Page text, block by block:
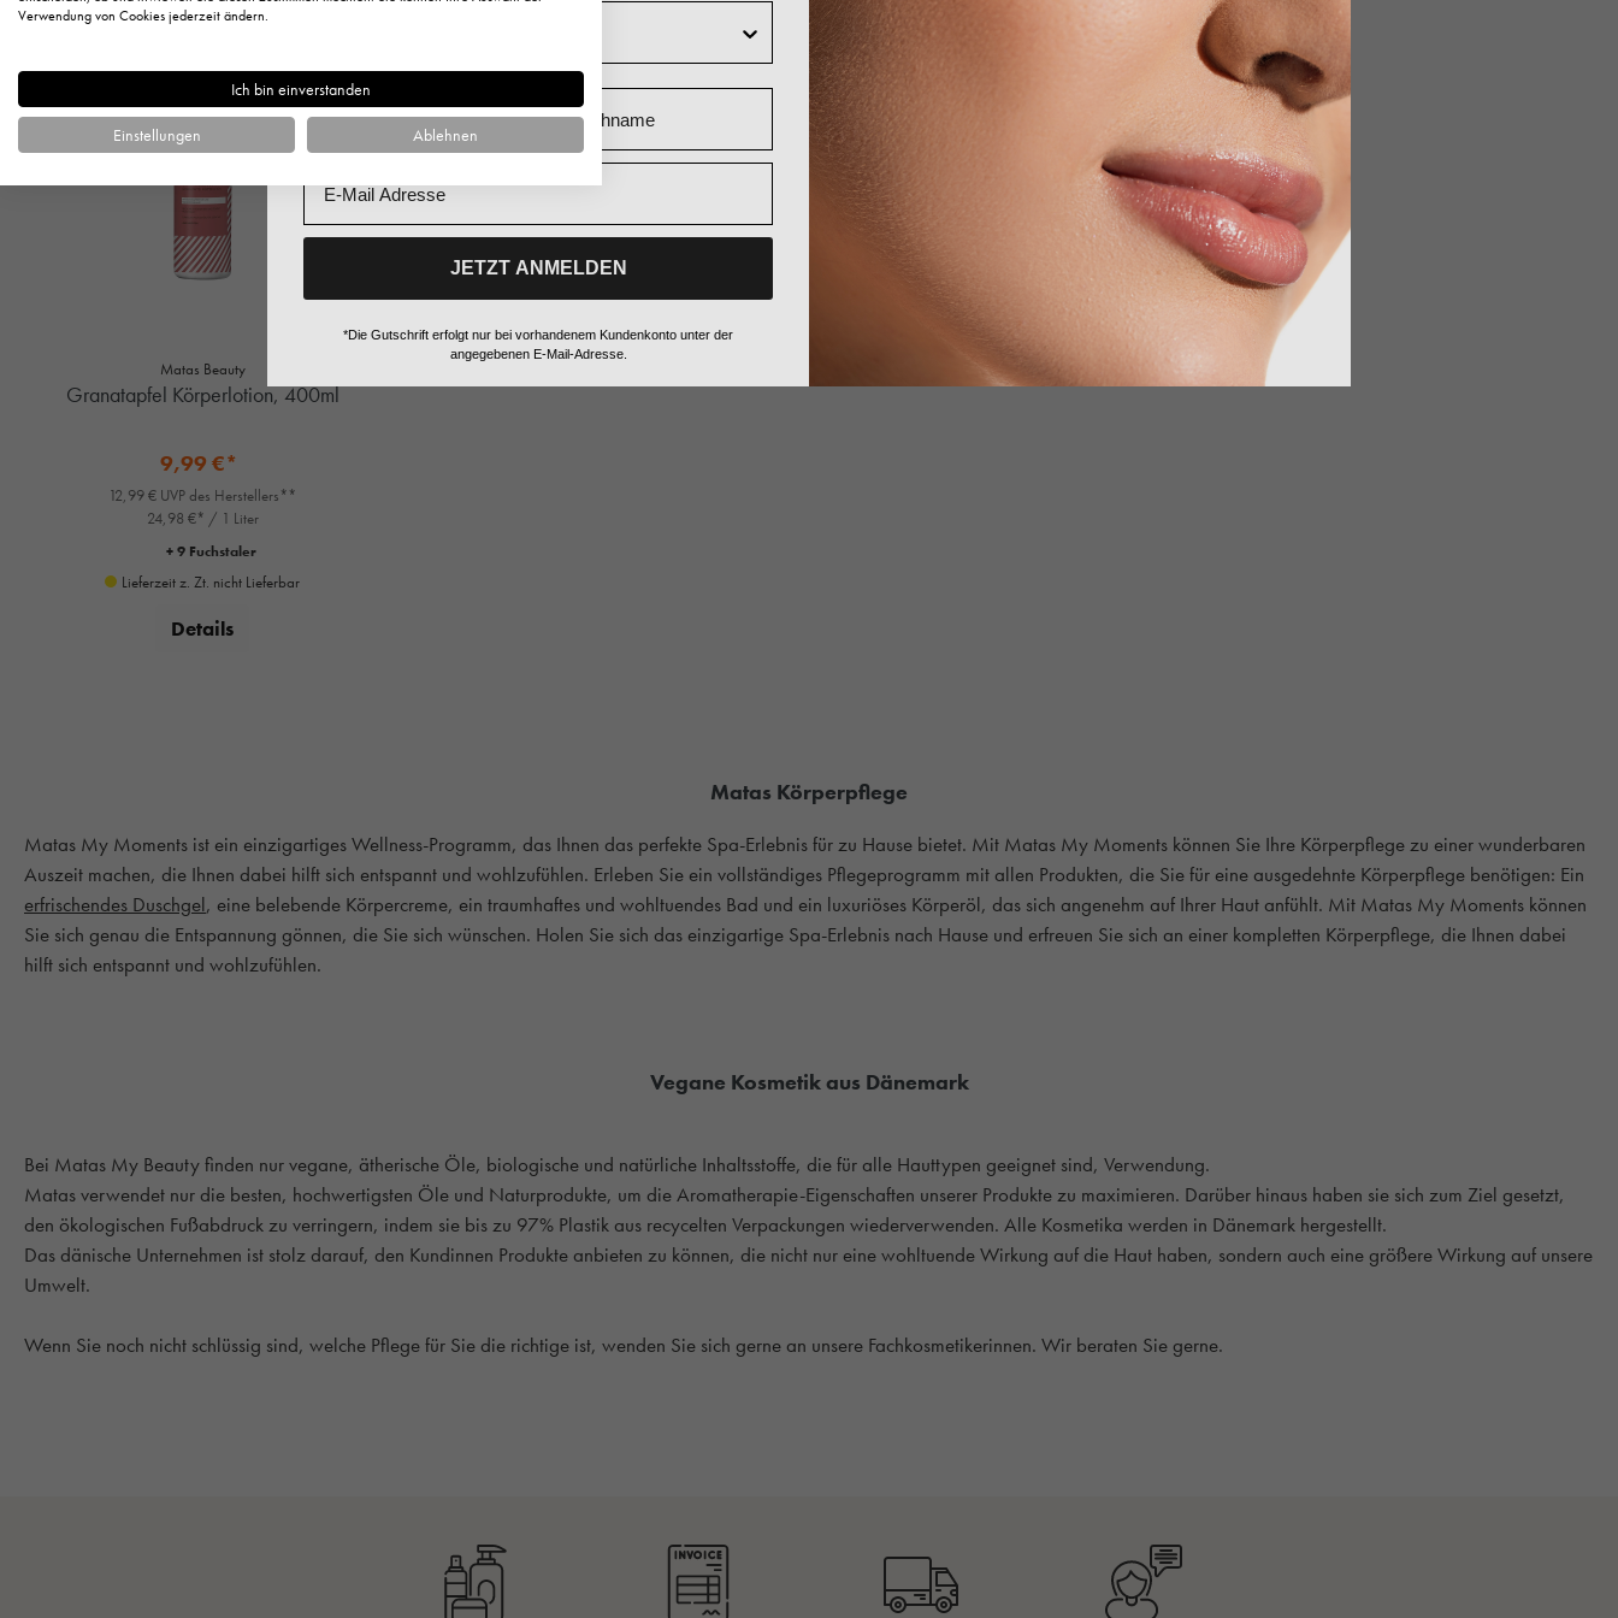
%
Matas Beauty
Granatapfel Körperlotion, 400ml
9,99 €*
12,99 € UVP des Herstellers**
24,98 €* / 1 Liter
+ 9 Fuchstaler
Lieferzeit z. Zt. nicht Lieferbar
Details
Matas Körperpflege
Matas My Moments ist ein einzigartiges Wellness-Programm, das Ihnen das perfekte Spa-Erlebnis für zu Hause bietet. Mit Matas My Moments können Sie Ihre Körperpflege zu einer wunderbaren
Auszeit machen, die Ihnen dabei hilft sich entspannt und wohlzufühlen. Erleben Sie ein vollständiges Pflegeprogramm mit allen Produkten, die Sie für eine ausgedehnte Körperpflege benötigen: Ein
erfrischendes Duschgel, eine belebende Körpercreme, ein traumhaftes und wohltuendes Bad und ein luxuriöses Körperöl, das sich angenehm auf Ihrer Haut anfühlt. Mit Matas My Moments können
Sie sich genau die Entspannung gönnen, die Sie sich wünschen. Holen Sie sich das einzigartige Spa-Erlebnis nach Hause und erfreuen Sie sich an einer kompletten Körperpflege, die Ihnen dabei
hilft sich entspannt und wohlzufühlen.
Vegane Kosmetik aus Dänemark
Bei Matas My Beauty finden nur vegane, ätherische Öle, biologische und natürliche Inhaltsstoffe, die für alle Hauttypen geeignet sind, Verwendung.
Matas verwendet nur die besten, hochwertigsten Öle und Naturprodukte, um die Aromatherapie-Eigenschaften unserer Produkte zu maximieren. Darüber hinaus haben sie sich zum Ziel gesetzt,
den ökologischen Fußabdruck zu verringern, indem sie bis zu 97% Plastik aus recycelten Verpackungen wiederverwenden. Alle Kosmetika werden in Dänemark hergestellt.
Das dänische Unternehmen ist stolz darauf, den Kundinnen Produkte anbieten zu können, die nicht nur eine wohltuende Wirkung auf die Haut haben, sondern auch eine größere Wirkung auf unsere
Umwelt.
Wenn Sie noch nicht schlüssig sind, welche Pflege für Sie die richtige ist, wenden Sie sich gerne an unsere Fachkosmetikerinnen. Wir beraten Sie gerne.
Verwendung von Cookies jederzeit ändern.
Ich bin einverstanden
Einstellungen Ablehnen
Vorname
JETZT ANMELDEN
*Die Gutschrift erfolgt nur bei vorhandenem Kundenkonto unter der
angegebenen E-Mail-Adresse.